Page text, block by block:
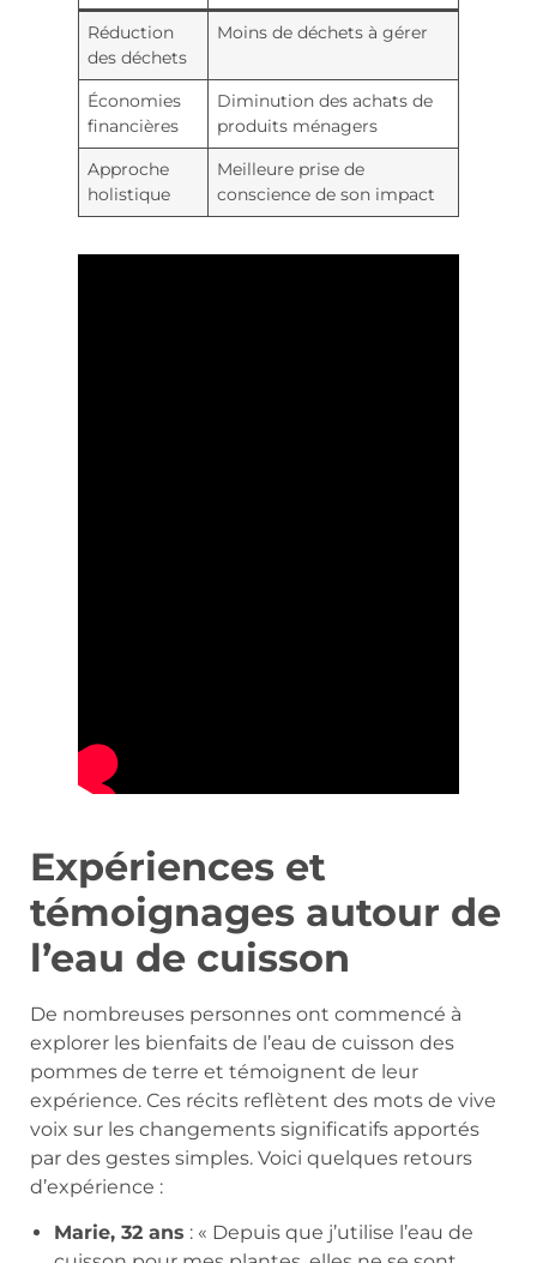
Réduction
des déchets
Moins de déchets à gérer
Économies
financières
Diminution des achats de
produits ménagers
Approche
holistique
Meilleure prise de
conscience de son impact
Expériences et
témoignages autour de
l’eau de cuisson
De nombreuses personnes ont commencé à
explorer les bienfaits de l’eau de cuisson des
pommes de terre et témoignent de leur
expérience. Ces récits reflètent des mots de vive
voix sur les changements significatifs apportés
par des gestes simples. Voici quelques retours
d’expérience :
Marie, 32 ans : « Depuis que j’utilise l’eau de